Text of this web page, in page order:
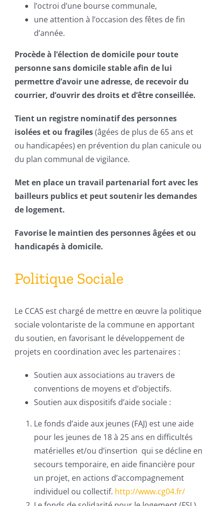
l’octroi d’une bourse communale,
une attention à l’occasion des fêtes de fin
d’année.
Procède à l’élection de domicile pour toute
personne sans domicile stable afin de lui
permettre d’avoir une adresse, de recevoir du
courrier, d’ouvrir des droits et d’être conseillée.
Tient un registre nominatif des personnes
isolées et ou fragiles(âgées de plus de 65 ans et
ou handicapées) en prévention du plan canicule ou
du plan communal de vigilance.
Met en place un travail partenarial fort avec les
bailleurs publics et peut soutenir les demandes
de logement.
Favorise le maintien des personnes âgées et ou
handicapés à domicile.
Politique Sociale
Le CCAS est chargé de mettre en œuvre la politique
sociale volontariste de la commune en apportant
du soutien, en favorisant le développement de
projets en coordination avec les partenaires :
Soutien aux associations au travers de
conventions de moyens et d’objectifs.
Soutien aux dispositifs d’aide sociale :
Le fonds d’aide aux jeunes (FAJ) est une aide
pour les jeunes de 18 à 25 ans en difficultés
matérielles et/ou d’insertion qui se décline en
secours temporaire, en aide financière pour
un projet, en actions d’accompagnement
individuel ou collectif. http://www.cg04.fr/